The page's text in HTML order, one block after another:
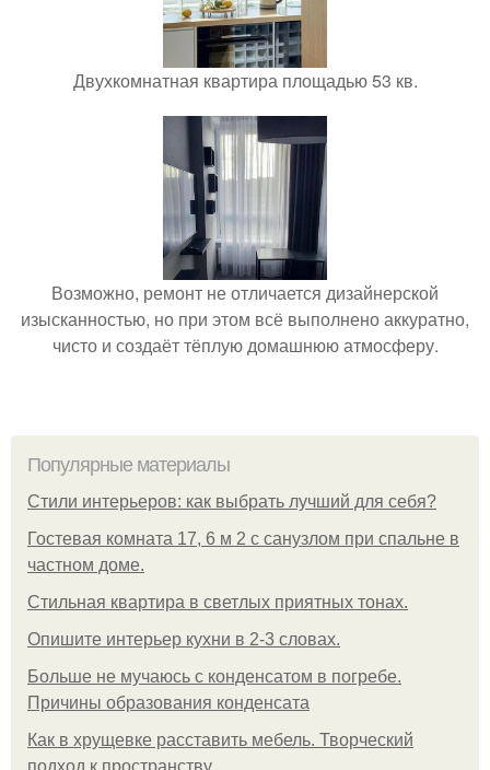
Двухкомнатная квартира площадью 53 кв.
Возможно, ремонт не отличается дизайнерской
изысканностью, но при этом всё выполнено аккуратно,
чисто и создаёт тёплую домашнюю атмосферу.
Популярные материалы
Стили интерьеров: как выбрать лучший для себя?
Гостевая комната 17, 6 м 2 с санузлом при спальне в
частном доме.
Стильная квартира в светлых приятных тонах.
Опишите интерьер кухни в 2-3 словах.
Больше не мучаюсь с конденсатом в погребе.
Причины образования конденсата
Как в хрущевке расставить мебель. Творческий